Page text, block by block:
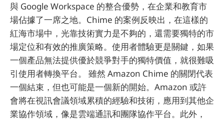
與 Google Workspace 的整合優勢，在企業和教育市
場佔據了一席之地。Chime 的案例反映出，在這樣的
紅海市場中，光靠技術實力是不夠的，還需要獨特的市
場定位和有效的推廣策略。使用者體驗更是關鍵，如果
一個產品無法提供優於競爭對手的獨特價值，就很難吸
引使用者轉換平台。 雖然 Amazon Chime 的關閉代表
一個結束，但也可能是一個新的開始。Amazon 或許
會將在視訊會議領域累積的經驗和技術，應用到其他企
業協作領域，像是雲端通訊和團隊協作平台。此外，